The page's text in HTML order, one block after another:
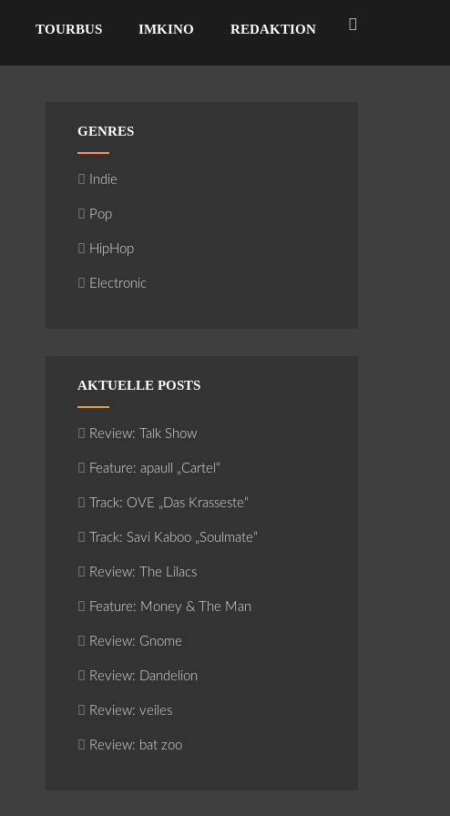
TOURBUS IMKINO REDAKTION
GENRES
Indie
Pop
HipHop
Electronic
AKTUELLE POSTS
Review: Talk Show
Feature: apaull „Cartel“
Track: OVE „Das Krasseste“
Track: Savi Kaboo „Soulmate“
Review: The Lilacs
Feature: Money & The Man
Review: Gnome
Review: Dandelion
Review: veiles
Review: bat zoo